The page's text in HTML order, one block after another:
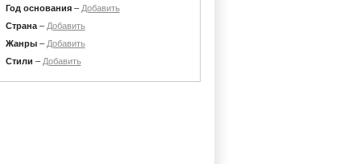
Год основания– Добавить
Страна– Добавить
Жанры– Добавить
Стили – Добавить